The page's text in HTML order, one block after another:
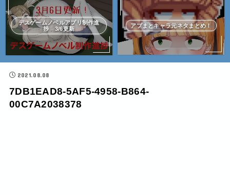
デスゲームノベルアプリ制作進
捗 3/6更新
アプまとキャラ元ネタまとめ！
2021.08.08
7DB1EAD8-5AF5-4958-B864-
00C7A2038378